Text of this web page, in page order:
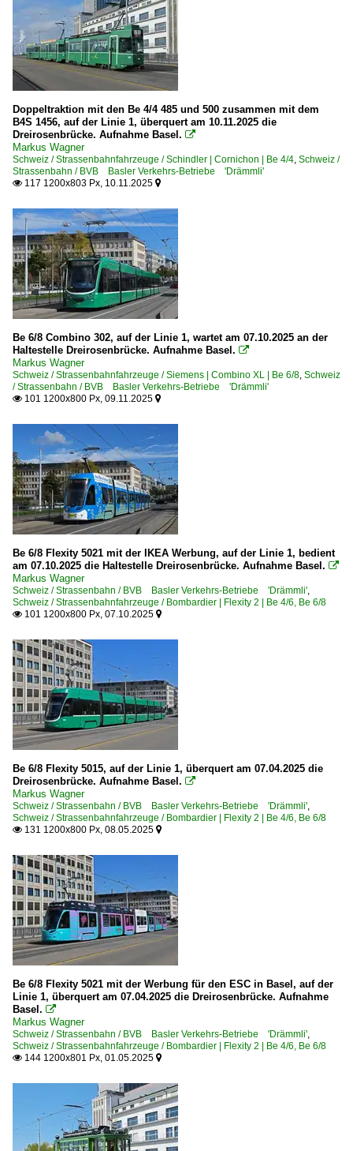
Doppeltraktion mit den Be 4/4 485 und 500 zusammen mit dem
B4S 1456, auf der Linie 1, überquert am 10.11.2025 die
Dreirosenbrücke. Aufnahme Basel. 
Markus Wagner
Schweiz / Strassenbahnfahrzeuge / Schindler | Cornichon | Be 4/4, Schweiz /
Strassenbahn / BVB Basler Verkehrs-Betriebe 'Drämmli'
 117 1200x803 Px, 10.11.2025 
Be 6/8 Combino 302, auf der Linie 1, wartet am 07.10.2025 an der
Haltestelle Dreirosenbrücke. Aufnahme Basel. 
Markus Wagner
Schweiz / Strassenbahnfahrzeuge / Siemens | Combino XL | Be 6/8, Schweiz
/ Strassenbahn / BVB Basler Verkehrs-Betriebe 'Drämmli'
 101 1200x800 Px, 09.11.2025 
Be 6/8 Flexity 5021 mit der IKEA Werbung, auf der Linie 1, bedient
am 07.10.2025 die Haltestelle Dreirosenbrücke. Aufnahme Basel. 
Markus Wagner
Schweiz / Strassenbahn / BVB Basler Verkehrs-Betriebe 'Drämmli',
Schweiz / Strassenbahnfahrzeuge / Bombardier | Flexity 2 | Be 4/6, Be 6/8
 101 1200x800 Px, 07.10.2025 
Be 6/8 Flexity 5015, auf der Linie 1, überquert am 07.04.2025 die
Dreirosenbrücke. Aufnahme Basel. 
Markus Wagner
Schweiz / Strassenbahn / BVB Basler Verkehrs-Betriebe 'Drämmli',
Schweiz / Strassenbahnfahrzeuge / Bombardier | Flexity 2 | Be 4/6, Be 6/8
 131 1200x800 Px, 08.05.2025 
Be 6/8 Flexity 5021 mit der Werbung für den ESC in Basel, auf der
Linie 1, überquert am 07.04.2025 die Dreirosenbrücke. Aufnahme
Basel. 
Markus Wagner
Schweiz / Strassenbahn / BVB Basler Verkehrs-Betriebe 'Drämmli',
Schweiz / Strassenbahnfahrzeuge / Bombardier | Flexity 2 | Be 4/6, Be 6/8
 144 1200x801 Px, 01.05.2025 